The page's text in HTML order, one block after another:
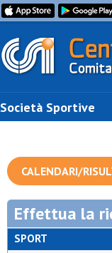
Società Sportive
CALENDARI/
Effettua la
SPORT